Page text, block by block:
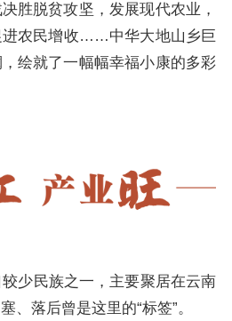
胜脱贫攻坚，发展现代农业，
进农民增收……中华大地山乡巨
绘就了一幅幅幸福小康的多彩
少民族之一，主要聚居在云南
、落后曾是这里的“标签”。